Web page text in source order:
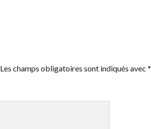
Les champs obligatoires sont indiqués avec*